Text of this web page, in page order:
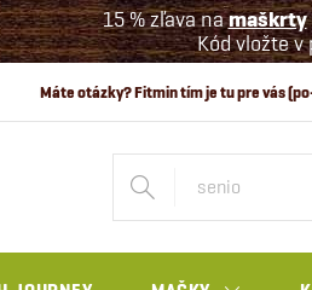
15 % zľava namaškrty
Kód vložte v